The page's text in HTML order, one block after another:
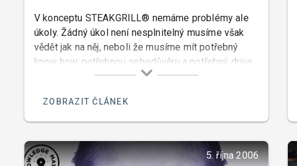
V konceptu STEAKGRILL® nemáme problémy ale
úkoly. Žádný úkol není nesplnitelný musíme však
vědět jak na něj, neboli že musíme mít potřebný
know how, potřebnou sebedůvěru a potřebný drive.
Nemohu o sobě říci, že bych neměl sebedůvěru, ale
vlastně nebyly.
ZOBRAZIT ČLÁNEK
5. října 2006